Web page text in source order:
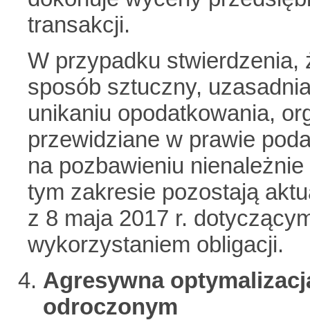
transakcji.
W przypadku stwierdzenia,
sposób sztuczny,
unikaniu opodatkowania,
przewidziane w prawie
na pozbawieniu
tym zakresie pozostają
z 8 maja 2017 r.
wykorzystaniem obligacji.
Agresywna
odroczonym